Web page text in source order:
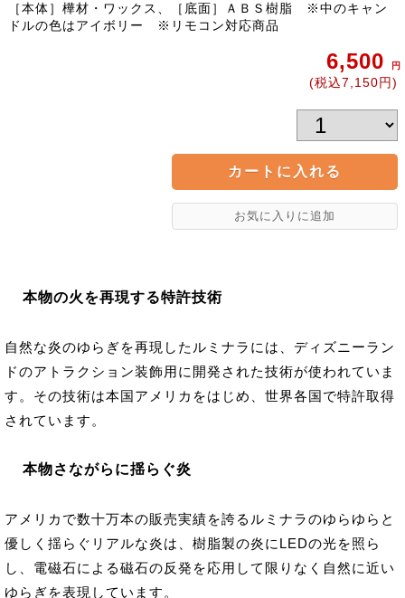
［本体］樺材・ワックス、［底面］ＡＢＳ樹脂 ※中のキャン
ドルの色はアイボリー ※リモコン対応商品
6,500 円
(税込7,150円)
本物の火を再現する特許技術
自然な炎のゆらぎを再現したルミナラには、ディズニーラン
ドのアトラクション装飾用に開発された技術が使われていま
す。その技術は本国アメリカをはじめ、世界各国で特許取得
されています。
本物さながらに揺らぐ炎
アメリカで数十万本の販売実績を誇るルミナラのゆらゆらと
優しく揺らぐリアルな炎は、樹脂製の炎にLEDの光を照ら
し、電磁石による磁石の反発を応用して限りなく自然に近い
ゆらぎを表現しています。